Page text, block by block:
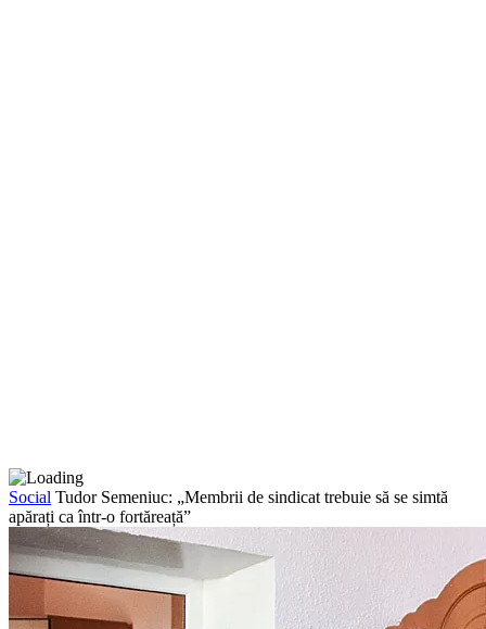
Social Tudor Semeniuc: „Membrii de sindicat trebuie să se simtă
apărați ca într-o fortăreață”